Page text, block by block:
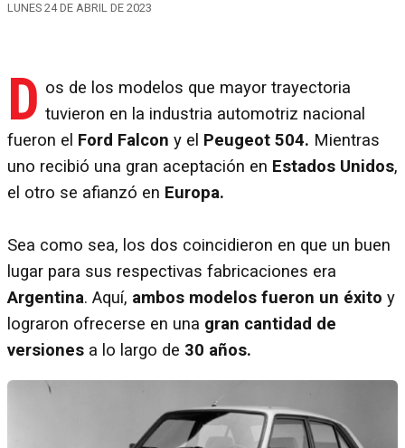
LUNES 24 DE ABRIL DE 2023
D os de los modelos que mayor trayectoria
tuvieron en la industria automotriz nacional
fueron el Ford Falcon y el Peugeot 504. Mientras
uno recibió una gran aceptación en Estados Unidos,
el otro se afianzó en Europa.
Sea como sea, los dos coincidieron en que un buen
lugar para sus respectivas fabricaciones era
Argentina. Aquí, ambos modelos fueron un éxito y
lograron ofrecerse en una gran cantidad de
versiones a lo largo de 30 años.